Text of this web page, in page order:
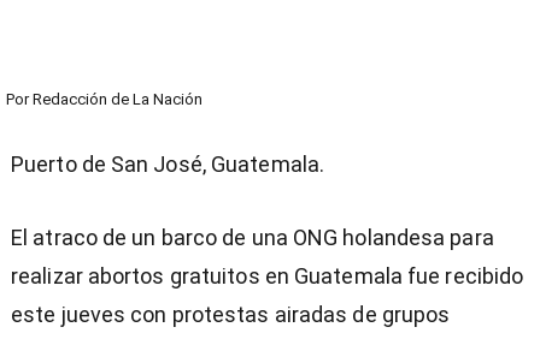
Por Redacción de La Nación
Puerto de San José, Guatemala.
El atraco de un barco de una ONG holandesa para
realizar abortos gratuitos en Guatemala fue recibido
este jueves con protestas airadas de grupos